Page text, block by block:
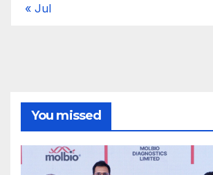
« Jul
You missed